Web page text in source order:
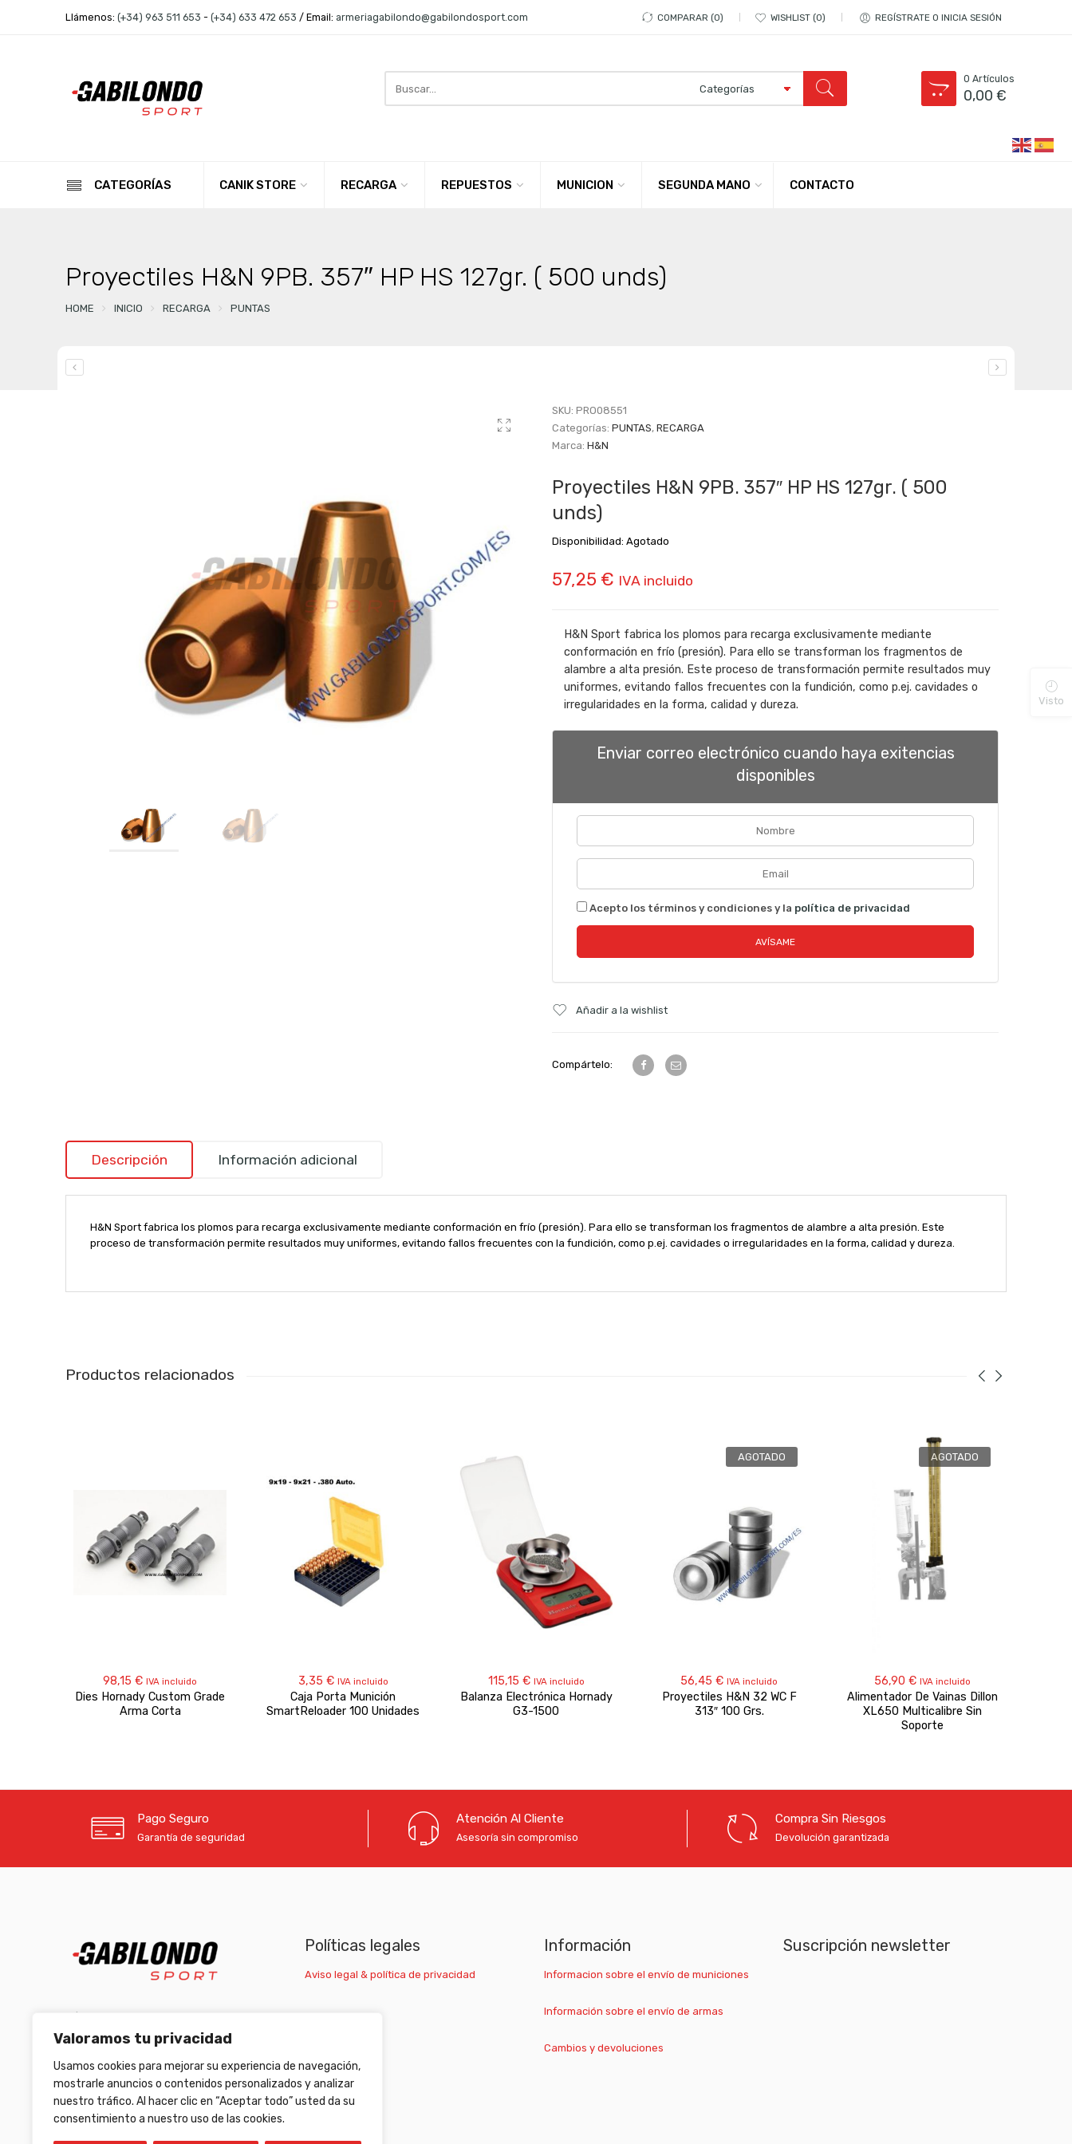
Valoramos tu privacidad
Usamos cookies para mejorar su experiencia de navegación,
mostrarle anuncios o contenidos personalizados y analizar
nuestro tráfico. Al hacer clic en “Aceptar todo” usted da su
consentimiento a nuestro uso de las cookies.
Llámenos: (+34) 963 511 653 - (+34) 633 472 653 / Email: armeriagabilondo@gabilondosport.com COMPARAR 0 WISHLIST 0 REGÍSTRATE O INICIA SESIÓN
here
0 Artículos
0,00€
CATEGORÍAS CANIK STORE RECARGA REPUESTOS MUNICION SEGUNDA MANO CONTACTO
Proyectiles H&N 9PB. 357″ HP HS 127gr. ( 500 unds)
HOME INICIO RECARGA PUNTAS
SKU: PRO08551
Categorías: PUNTAS, RECARGA
Marca: H&N
Proyectiles H&N 9PB. 357″ HP HS 127gr. ( 500
unds)
Disponibilidad: Agotado
57,25 € IVA incluido
H&N Sport fabrica los plomos para recarga exclusivamente mediante
conformación en frío (presión). Para ello se transforman los fragmentos de
alambre a alta presión. Este proceso de transformación permite resultados muy
uniformes, evitando fallos frecuentes con la fundición, como p.ej. cavidades o
irregularidades en la forma, calidad y dureza.
Enviar correo electrónico cuando haya exitencias
disponibles
Acepto los términos y condiciones y la política de privacidad
Añadir a la wishlist
Compártelo:
Descripción Información adicional
H&N Sport fabrica los plomos para recarga exclusivamente mediante conformación en frío (presión). Para ello se transforman los fragmentos de alambre a alta presión. Este
proceso de transformación permite resultados muy uniformes, evitando fallos frecuentes con la fundición, como p.ej. cavidades o irregularidades en la forma, calidad y dureza.
Productos relacionados
98,15 € IVA incluido
Dies Hornady Custom Grade
Arma Corta
3,35 € IVA incluido
Caja Porta Munición
SmartReloader 100 Unidades
115,15 € IVA incluido
Balanza Electrónica Hornady
G3-1500
AGOTADO
56,45 € IVA incluido
Proyectiles H&N 32 WC F
313″ 100 Grs.
AGOTADO
56,90 € IVA incluido
Alimentador De Vainas Dillon
XL650 Multicalibre Sin
Soporte
Pago Seguro
Garantía de seguridad
Atención Al Cliente
Asesoría sin compromiso
Compra Sin Riesgos
Devolución garantizada
(+34) 963 511 653 /(+34) 633 472 653
armeriagabilondo@gabilondosport.com
Políticas legales
Aviso legal & política de privacidad
Información
Informacion sobre el envío de municiones
Información sobre el envío de armas
Cambios y devoluciones
Suscripción newsletter
Visto